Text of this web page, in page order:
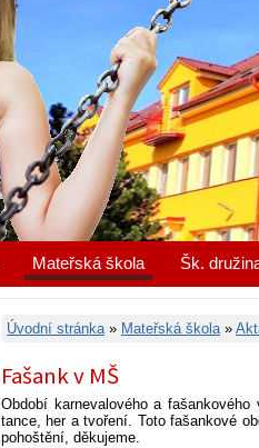
Mateřská škola Šk.
Úvodní stránka» Mateřská škola»
Fašank v MŠ
Období karnevalového a
tance, her a tvoření. Toto fašankové
pohoštění, děkujeme.